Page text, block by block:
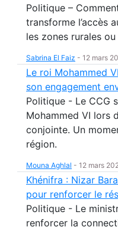
Politique –
transforme l’accès
les zones rurales
Sabrina El Faiz - 12 mars
Le roi Mohammed
son engagement
Politique - Le CCG
Mohammed VI lors
conjointe. Un
région.
Mouna Aghlal - 12 mars
Khénifra : Nizar
pour renforcer le
Politique - Le
renforcer la